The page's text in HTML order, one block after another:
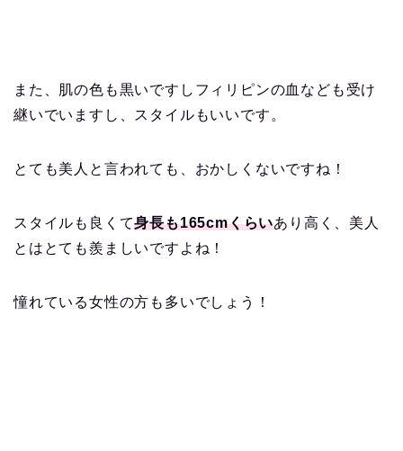
また、肌の色も黒いですしフィリピンの血なども受け
継いでいますし、スタイルもいいです。
とても美人と言われても、おかしくないですね！
スタイルも良くて身長も165cmくらいあり高く、美人
とはとても羨ましいですよね！
憧れている女性の方も多いでしょう！